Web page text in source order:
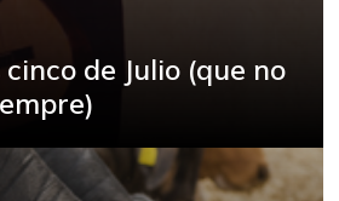
de Julio (que no